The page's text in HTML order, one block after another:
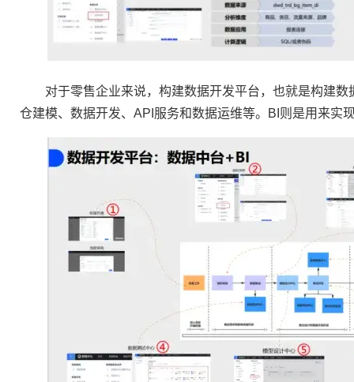
对于零售企业来说，构建数据开发平台，也就是构建数
仓建模、数据开发、API服务和数据运维等。BI则是用来实